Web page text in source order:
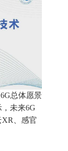
总体愿景
未来6G
、感官